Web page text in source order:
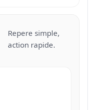
Repere simple,
action rapide.